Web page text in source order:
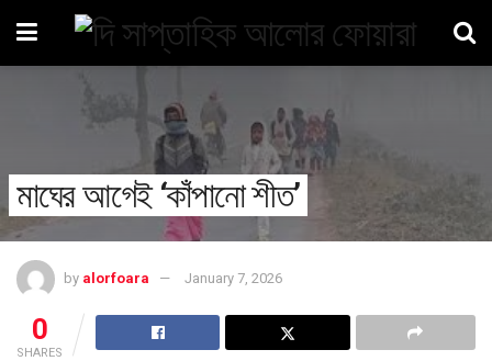
মাঘের আগেই ‘কাঁপানো শীত’
by alorfoara January 7, 2026
0
SHARES